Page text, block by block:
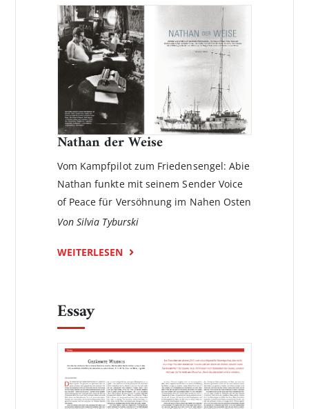
Nathan der Weise
Vom Kampfpilot zum Friedensengel: Abie
Nathan funkte mit seinem Sender Voice
of Peace für Versöhnung im Nahen Osten
Von Silvia Tyburski
WEITERLESEN
Essay